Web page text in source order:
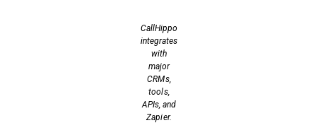
CallHippo
integrates
with
major
CRMs,
tools,
APIs, and
Zapier.